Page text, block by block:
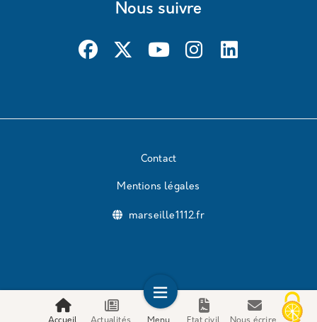
Nous suivre
Contact
Mentions légales
marseille1112.fr